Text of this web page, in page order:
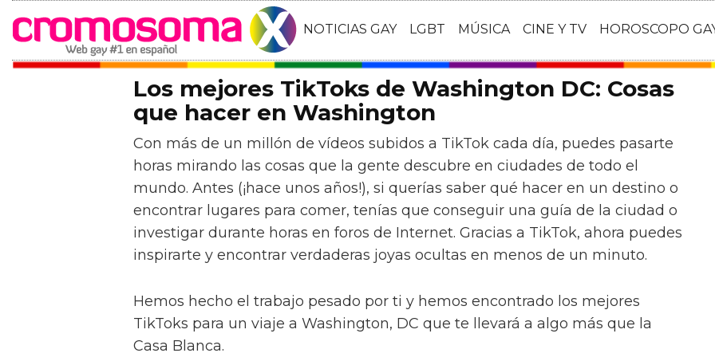
NOTICIAS GAY LGBT MÚSICA CINE Y TV HOROSCOPO
Los mejores TikToks de Washington DC: Cosas
que hacer en Washington
Con más de un millón de vídeos subidos a TikTok cada día, puedes pasarte
horas mirando las cosas que la gente descubre en ciudades de todo el
mundo. Antes (¡hace unos años!), si querías saber qué hacer en un destino o
encontrar lugares para comer, tenías que conseguir una guía de la ciudad o
investigar durante horas en foros de Internet. Gracias a TikTok, ahora puedes
inspirarte y encontrar verdaderas joyas ocultas en menos de un minuto.
Hemos hecho el trabajo pesado por ti y hemos encontrado los mejores
TikToks para un viaje a Washington, DC que te llevará a algo más que la
Casa Blanca.